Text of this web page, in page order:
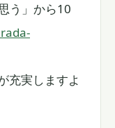
う」から10
充実しますよ